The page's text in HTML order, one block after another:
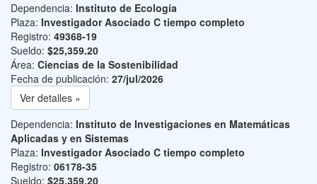
Dependencia: Instituto de Ecología
Plaza: Investigador Asociado C tiempo completo
Registro: 49368-19
Sueldo: $25,359.20
Área: Ciencias de la Sostenibilidad
Fecha de publicación: 27/jul/2026
Ver detalles »
Dependencia: Instituto de Investigaciones en Matemáticas
Aplicadas y en Sistemas
Plaza: Investigador Asociado C tiempo completo
Registro: 06178-35
Sueldo: $25,359.20